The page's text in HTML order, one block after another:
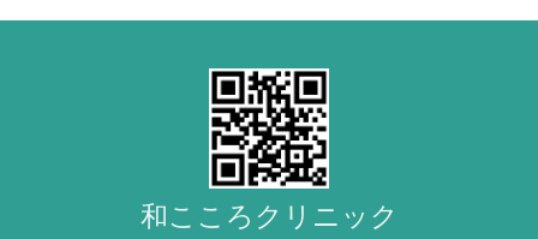
和こころクリニック